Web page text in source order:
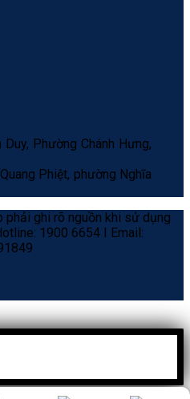
Phường Chánh Hưng,
Phiệt, phường Nghĩa
ghi rõ nguồn khi sử dụng
1900 6654 I Email: